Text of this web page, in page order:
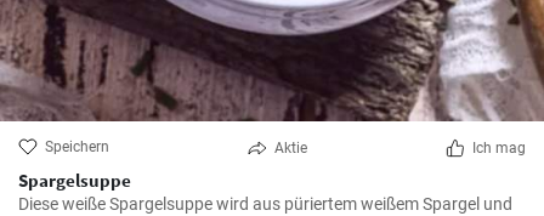
Speichern Aktie Ich mag
Spargelsuppe
Diese weiße Spargelsuppe wird aus püriertem weißem Spargel und